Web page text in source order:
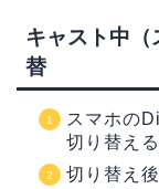
キャスト中（
替
スマホの
切り替える
切り替え